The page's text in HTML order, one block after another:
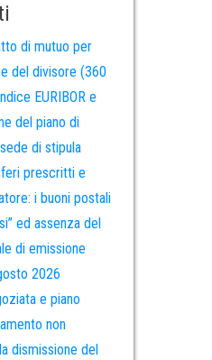
di mutuo per
del divisore (360
EURIBOR e
del piano di
di stipula
prescritti e
i buoni postali
ed assenza del
di emissione
2026
e piano
non
dismissione del